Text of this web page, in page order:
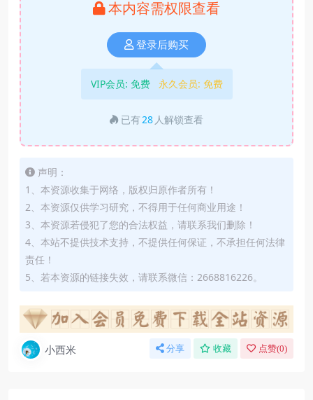
本内容需权限查看
登录后购买
VIP会员: 免费 永久会员: 免费
已有28 人解锁查看
声明：
1、本资源收集于网络，版权归原作者所有！
2、本资源仅供学习研究，不得用于任何商业用途！
3、本资源若侵犯了您的合法权益，请联系我们删除！
4、本站不提供技术支持，不提供任何保证，不承担任何法律
责任！
5、若本资源的链接失效，请联系微信：2668816226。
小西米 分享 收藏 点赞(0)